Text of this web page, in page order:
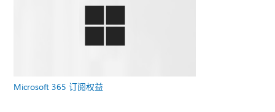
Microsoft 365 订阅权益